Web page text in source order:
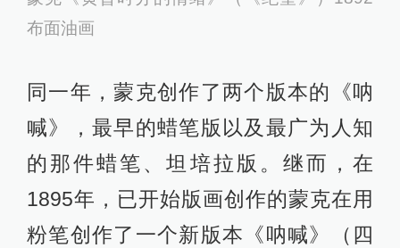
布面油画
同一年，蒙克创作了两个版本的《呐
喊》，最早的蜡笔版以及最广为人知
的那件蜡笔、坦培拉版。继而，在
1895年，已开始版画创作的蒙克在用
粉笔创作了一个新版本《呐喊》（四